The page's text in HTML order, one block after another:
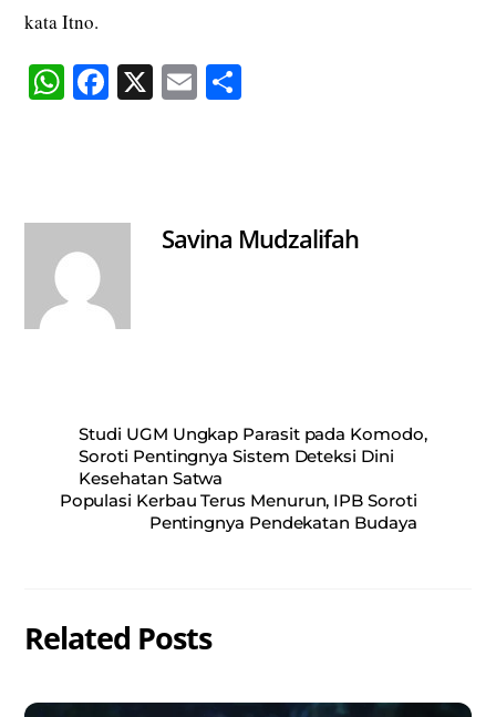
kata Itno.
W
pp
Fa X E
Savina Mudzalifah
Studi UGM Ungkap Parasit pada Komodo,
Soroti Pentingnya Sistem Deteksi Dini
Kesehatan Satwa
Populasi Kerbau Terus Menurun, IPB Soroti
Pentingnya Pendekatan Budaya
Related Posts